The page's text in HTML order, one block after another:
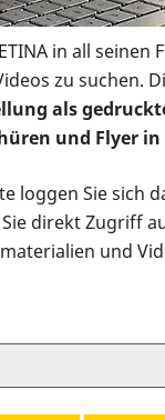
in all
zu suchen.
als
und Flyer
loggen Sie sich
direkt Zugriff
und